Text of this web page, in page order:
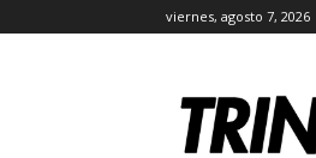
viernes, agosto 7, 2026